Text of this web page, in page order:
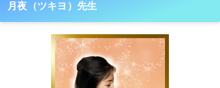
月夜（ツキヨ）先生